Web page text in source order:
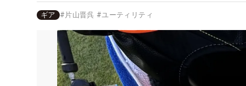
ギア #片山晋呉 #ユーティリティ